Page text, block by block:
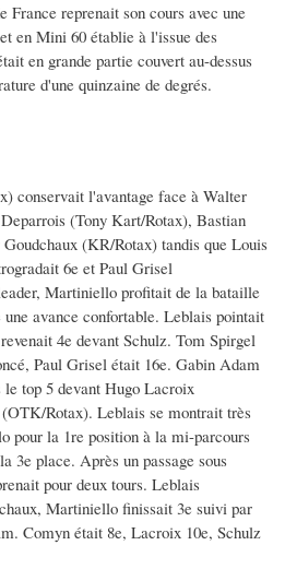
France reprenait son cours avec une
en Mini 60 établie à l'issue des
en grande partie couvert au-dessus
d'une quinzaine de degrés.
conservait l'avantage face à Walter
(Tony Kart/Rotax), Bastian
(KR/Rotax) tandis que Louis
6e et Paul Grisel
Martiniello profitait de la bataille
avance confortable. Leblais pointait
4e devant Schulz. Tom Spirgel
Paul Grisel était 16e. Gabin Adam
top 5 devant Hugo Lacroix
Rotax). Leblais se montrait très
pour la 1re position à la mi-parcours
3e place. Après un passage sous
pour deux tours. Leblais
Martiniello finissait 3e suivi par
Comyn était 8e, Lacroix 10e, Schulz